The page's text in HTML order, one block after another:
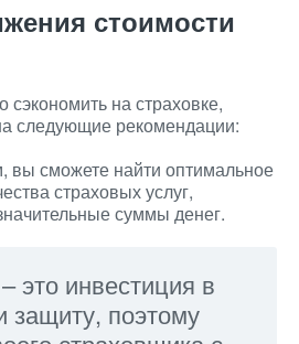
стоимости
на страховке,
следующие рекомендации:
вы сможете найти оптимальное
страховых услуг,
суммы денег.
это инвестиция в
защиту, поэтому